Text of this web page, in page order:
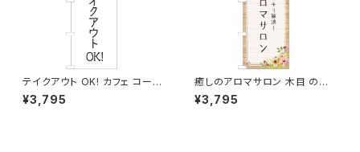
テイクアウト OK! カフェ コーヒ
ー のぼり旗
¥3,795
癒しのアロマサロン 木目 のぼ
り旗
¥3,795